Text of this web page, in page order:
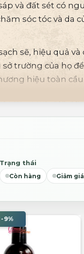
và đất sét có
sóc tóc và da
sẽ, hiệu quả và
trường của họ
hiệu toàn
Trạng thái
Còn hàng Giảm giá
9%